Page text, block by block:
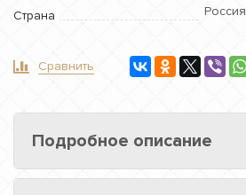
Страна
Россия
Сравнить
Подробное описание